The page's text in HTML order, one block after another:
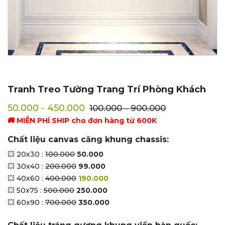
Tranh Treo Tường Trang Trí Phòng Khách
50.000 - 450.000 100.000 - 900.000
🚚 MIỄN PHÍ SHIP cho đơn hàng từ 600K
Chất liệu canvas căng khung chassis:
💥 20x30 : 100.000 50.000
💥 30x40 : 200.000 99.000
💥 40x60 : 400.000 190.000
💥 50x75 : 500.000 250.000
💥 60x90 : 700.000 350.000